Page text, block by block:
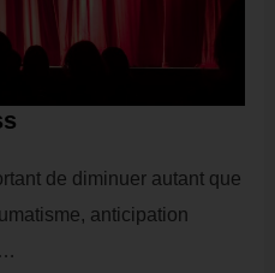
de diminuer autant que
anticipation